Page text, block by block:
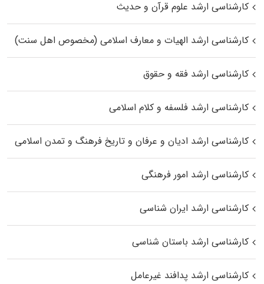
کارشناسی ارشد علوم قرآن و حدیث
کارشناسی ارشد الهیات و معارف اسلامی (مخصوص اهل سنت)
کارشناسی ارشد فقه و حقوق
کارشناسی ارشد فلسفه و کلام اسلامی
کارشناسی ارشد ادیان و عرفان و تاریخ فرهنگ و تمدن اسلامی
کارشناسی ارشد امور فرهنگی
کارشناسی ارشد ایران شناسی
کارشناسی ارشد باستان شناسی
کارشناسی ارشد پدافند غیرعامل